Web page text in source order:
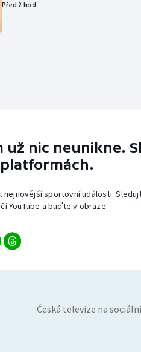
Před 2 hod
už nic neunikne.
nejnovější sportovní události.
YouTube a buďte v obraze.
Česká televize na